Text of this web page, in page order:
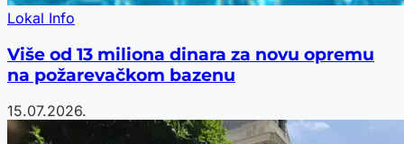
Lokal Info
Više od 13 miliona dinara za novu opremu
na požarevačkom bazenu
15.07.2026.